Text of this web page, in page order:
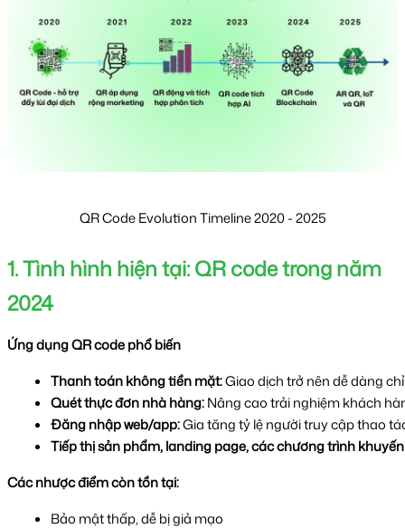
QR Code Evolution Timeline 2020 - 2025
1. Tình hình hiện tại: QR code trong năm
2024
Ứng dụng QR code phổ biến
Thanh toán không tiền mặt: Giao dịch trở nên dễ dàng
Quét thực đơn nhà hàng: Nâng cao trải nghiệm khách
Đăng nhập web/app: Gia tăng tỷ lệ người truy cập thao
Tiếp thị sản phẩm, landing page, các chương trình
Các nhược điểm còn tồn tại:
Bảo mật thấp, dễ bị giả mạo